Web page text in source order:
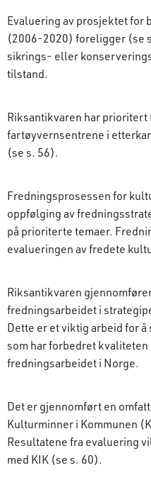
Evaluering av prosjektet for
(2006-2020) foreligger (se
sikrings- eller
tilstand.
Riksantikvaren har
fartøyvernsentrene i
(se s. 56).
Fredningsprosessen for
oppfølging av
på prioriterte temaer.
evalueringen av fredete
Riksantikvaren
fredningsarbeidet i
Dette er et viktig arbeid for
som har forbedret
fredningsarbeidet i Norge.
Det er gjennomført en
Kulturminner i Kommunen
Resultatene fra evaluering
med KIK (se s. 60).